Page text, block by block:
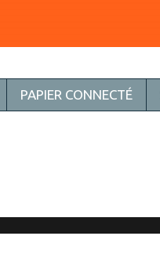
PAPIER CONNECTÉ